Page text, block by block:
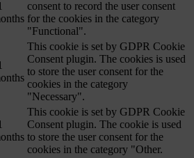
consent to record the user consent
for the cookies in the category
"Functional".
This cookie is set by GDPR Cookie
Consent plugin. The cookies is used
to store the user consent for the
cookies in the category
"Necessary".
This cookie is set by GDPR Cookie
Consent plugin. The cookie is used
to store the user consent for the
cookies in the category "Other.